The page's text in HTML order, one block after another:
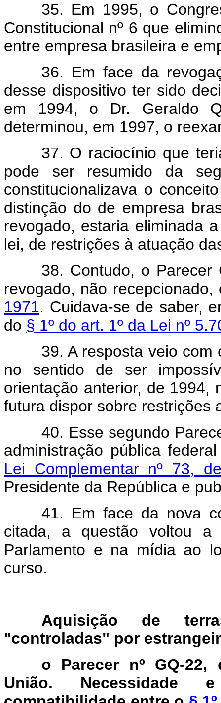
35. Em 1995, o
Constitucional nº 6 que
entre empresa brasileira e
36. Em face da
desse dispositivo ter sido
em 1994, o Dr. Geraldo
determinou, em 1997, o
37. O raciocínio que
pode ser resumido da
constitucionalizava o
distinção do de empresa
revogado, estaria eliminada
lei, de restrições à atuação
38. Contudo, o Parecer
revogado, não
1971. Cuidava-se de saber,
do § 1º do art. 1º da Lei nº
39. A resposta veio com
no sentido de ser
orientação anterior, de 1994,
futura dispor sobre restrições
40. Esse segundo
administração pública
Lei Complementar nº 73,
Presidente da República e
41. Em face da nova
citada, a questão voltou
Parlamento e na mídia ao
curso.
Aquisição de
"controladas" por
o Parecer nº GQ-22,
União. Necessidade